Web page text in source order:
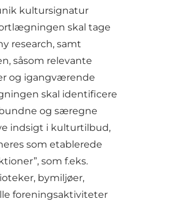
kultursignatur
skal tage
research, samt
såsom relevante
og igangværende
skal identificere
og særegne
indsigt i kulturtilbud,
som etablerede
som f.eks.
bymiljøer,
foreningsaktiviteter